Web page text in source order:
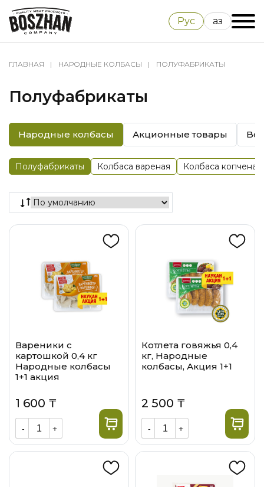
Рус Қаз
ГЛАВНАЯ НАРОДНЫЕ КОЛБАСЫ ПОЛУФАБРИКАТЫ
Полуфабрикаты
Акционные товары
Народные колбасы
Колбаса вареная Колбаса копченая
Полуфабрикаты
Вареники с
картошкой 0,4 кг
Народные колбасы
1+1 акция
1 600 ₸
- +
Котлета говяжья 0,4
кг, Народные
колбасы, Акция 1+1
2 500 ₸
- +